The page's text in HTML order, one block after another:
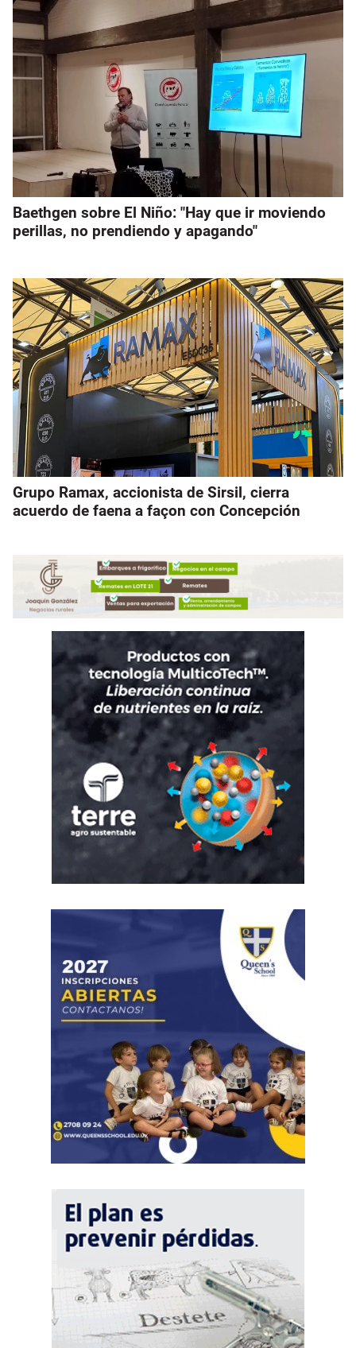
Baethgen sobre El Niño: "Hay que ir moviendo
perillas, no prendiendo y apagando"
Grupo Ramax, accionista de Sirsil, cierra
acuerdo de faena a façon con Concepción